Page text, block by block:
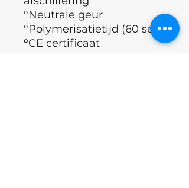
°Neutrale geur
°Polymerisatietijd (60 sec)
°CE certificaat